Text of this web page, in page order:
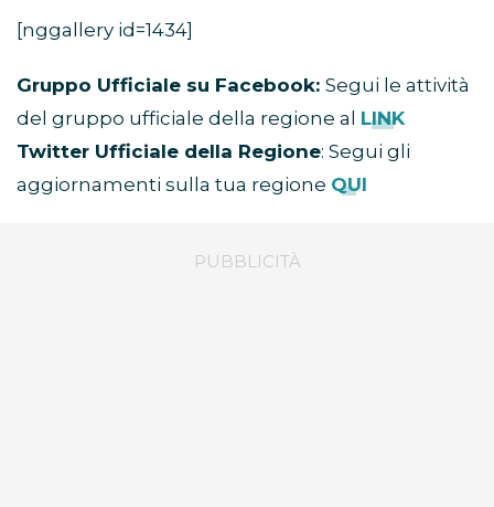
[nggallery id=1434]
Gruppo Ufficiale su Facebook: Segui le attività
del gruppo ufficiale della regione al LINK
Twitter Ufficiale della Regione: Segui gli
aggiornamenti sulla tua regione QUI